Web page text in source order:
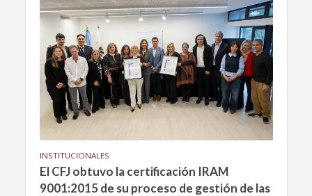
INSTITUCIONALES
El CFJ obtuvo la certificación IRAM
9001:2015 de su proceso de gestión de las